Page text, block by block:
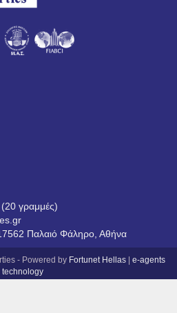
γραμμές)
Παλαιό Φάληρο, Αθήνα
- Powered by Fortunet Hellas| e-agents
technology